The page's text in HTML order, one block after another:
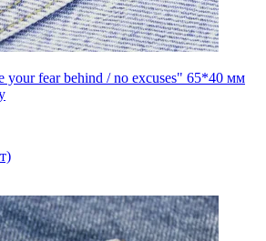
fear behind / no excuses" 65*40 мм